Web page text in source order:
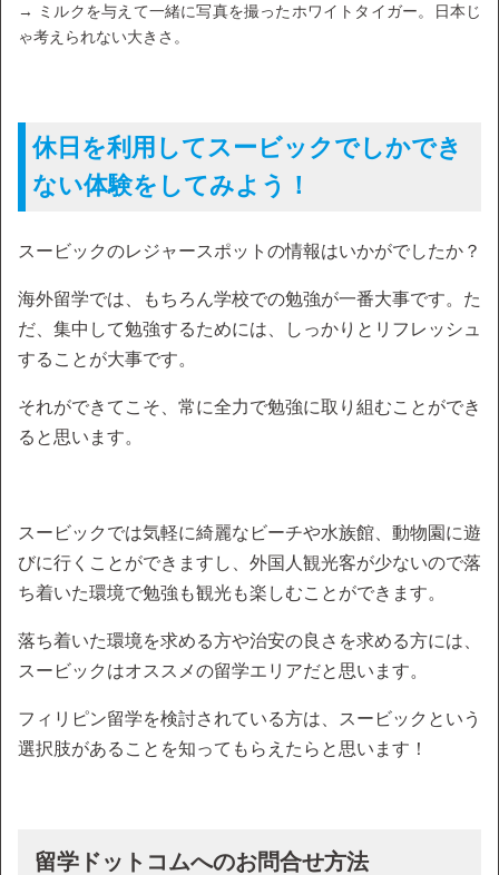
→ ミルクを与えて一緒に写真を撮ったホワイトタイガー。日本じ
ゃ考えられない大きさ。
休日を利用してスービックでしかでき
ない体験をしてみよう！
スービックのレジャースポットの情報はいかがでしたか？
海外留学では、もちろん学校での勉強が一番大事です。た
だ、集中して勉強するためには、しっかりとリフレッシュ
することが大事です。
それができてこそ、常に全力で勉強に取り組むことができ
ると思います。
スービックでは気軽に綺麗なビーチや水族館、動物園に遊
びに行くことができますし、外国人観光客が少ないので落
ち着いた環境で勉強も観光も楽しむことができます。
落ち着いた環境を求める方や治安の良さを求める方には、
スービックはオススメの留学エリアだと思います。
フィリピン留学を検討されている方は、スービックという
選択肢があることを知ってもらえたらと思います！
留学ドットコムへのお問合せ方法